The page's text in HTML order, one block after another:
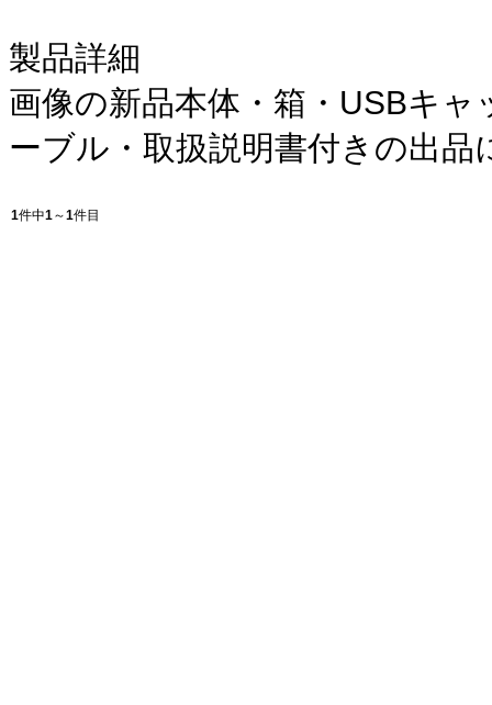
製品詳細
画像の新品本体・箱・USBキャ
ーブル・取扱説明書付きの出
1件中1～1件目